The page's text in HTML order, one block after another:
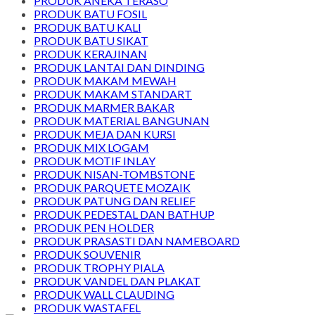
PRODUK BATU FOSIL
PRODUK BATU KALI
PRODUK BATU SIKAT
PRODUK KERAJINAN
PRODUK LANTAI DAN DINDING
PRODUK MAKAM MEWAH
PRODUK MAKAM STANDART
PRODUK MARMER BAKAR
PRODUK MATERIAL BANGUNAN
PRODUK MEJA DAN KURSI
PRODUK MIX LOGAM
PRODUK MOTIF INLAY
PRODUK NISAN-TOMBSTONE
PRODUK PARQUETE MOZAIK
PRODUK PATUNG DAN RELIEF
PRODUK PEDESTAL DAN BATHUP
PRODUK PEN HOLDER
PRODUK PRASASTI DAN NAMEBOARD
PRODUK SOUVENIR
PRODUK TROPHY PIALA
PRODUK VANDEL DAN PLAKAT
PRODUK WALL CLAUDING
PRODUK WASTAFEL